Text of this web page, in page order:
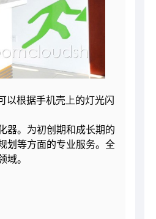
以根据手机壳上的灯光闪
器。为初创期和成长期的
划等方面的专业服务。全
域。